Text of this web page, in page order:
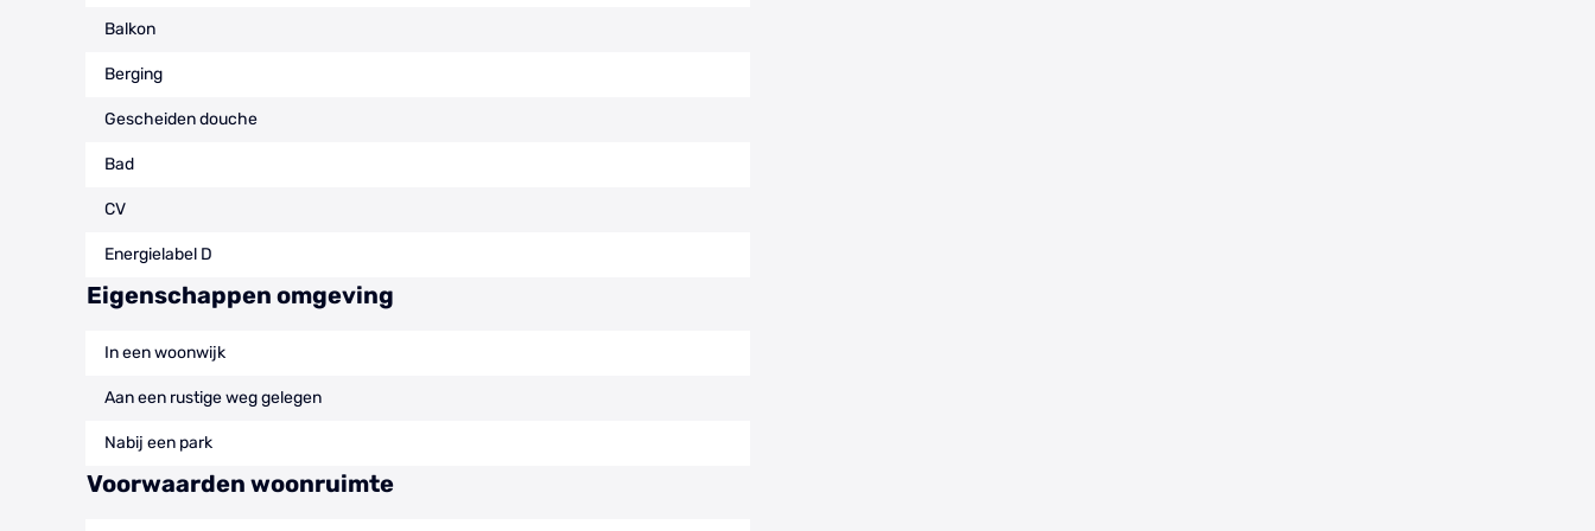
Balkon
Berging
Gescheiden douche
Bad
CV
Energielabel D
Eigenschappen omgeving
In een woonwijk
Aan een rustige weg gelegen
Nabij een park
Voorwaarden woonruimte